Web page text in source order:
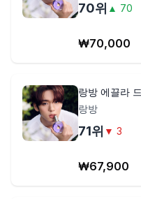
70위 ▲ 70
₩70,000
랑방 에끌라
랑방
71위 ▼ 3
₩67,900